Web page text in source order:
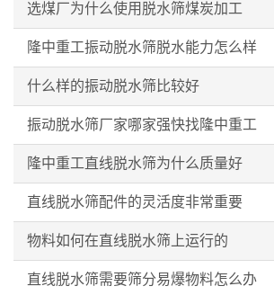
选煤厂为什么使用脱水筛煤炭加工
隆中重工振动脱水筛脱水能力怎么样
什么样的振动脱水筛比较好
振动脱水筛厂家哪家强快找隆中重工
隆中重工直线脱水筛为什么质量好
直线脱水筛配件的灵活度非常重要
物料如何在直线脱水筛上运行的
直线脱水筛需要筛分易爆物料怎么办